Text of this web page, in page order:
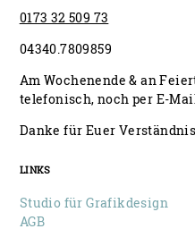
0173 32 509 73
04340.7809859
Am Wochenende & an
telefonisch, noch per E-
Danke für Euer
LINKS
Studio für Grafikdesign
AGB